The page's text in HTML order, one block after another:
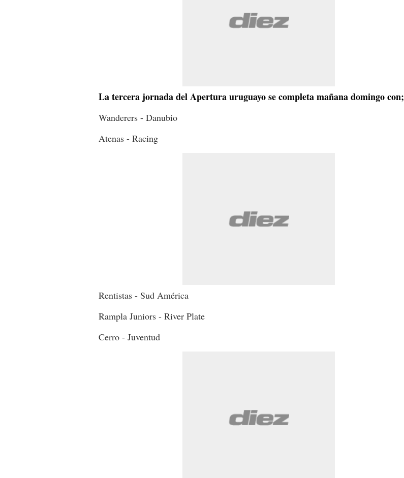
La tercera jornada del Apertura uruguayo se completa mañana domingo con;
Wanderers - Danubio
Atenas - Racing
Rentistas - Sud América
Rampla Juniors - River Plate
Cerro - Juventud